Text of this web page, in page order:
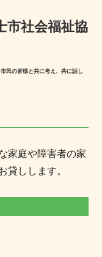
市社会福祉協
民の皆様と共に考え、共に話し
家庭や障害者の家
貸しします。